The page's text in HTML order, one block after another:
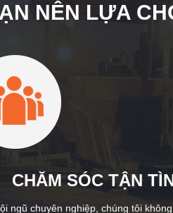
NÊN LỰA
CHĂM SÓC TẬN
ngũ chuyên nghiệp, chúng tôi